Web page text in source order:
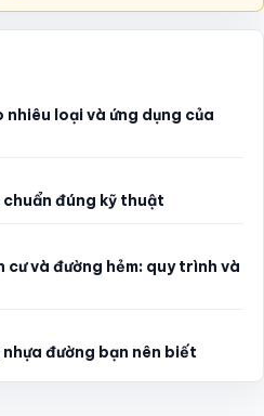
loại và ứng dụng của
đúng kỹ thuật
cư và đường hẻm: quy trình và
đường bạn nên biết